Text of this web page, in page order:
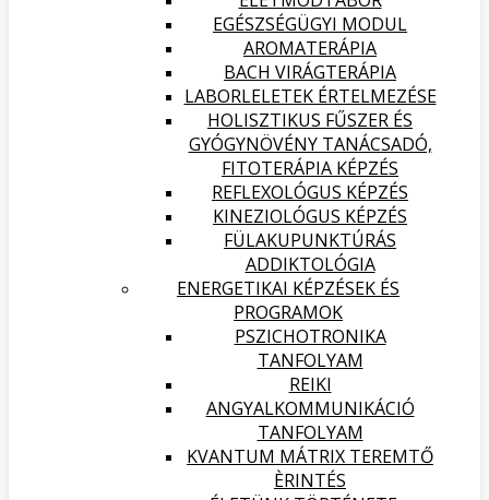
EGÉSZSÉGÜGYI MODUL
AROMATERÁPIA
BACH VIRÁGTERÁPIA
LABORLELETEK ÉRTELMEZÉSE
HOLISZTIKUS FŰSZER ÉS
GYÓGYNÖVÉNY TANÁCSADÓ,
FITOTERÁPIA KÉPZÉS
REFLEXOLÓGUS KÉPZÉS
KINEZIOLÓGUS KÉPZÉS
FÜLAKUPUNKTÚRÁS
ADDIKTOLÓGIA
ENERGETIKAI KÉPZÉSEK ÉS
PROGRAMOK
PSZICHOTRONIKA
TANFOLYAM
REIKI
ANGYALKOMMUNIKÁCIÓ
TANFOLYAM
KVANTUM MÁTRIX TEREMTŐ
ÈRINTÉS